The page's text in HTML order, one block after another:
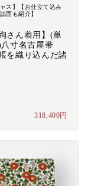
ャス】【お仕立て込み
面も紹介】
さん着用】(単
寸名古屋帯
を織り込んだ諸
318,400円